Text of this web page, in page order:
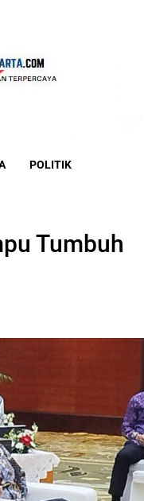
POLITIK
Tumbuh